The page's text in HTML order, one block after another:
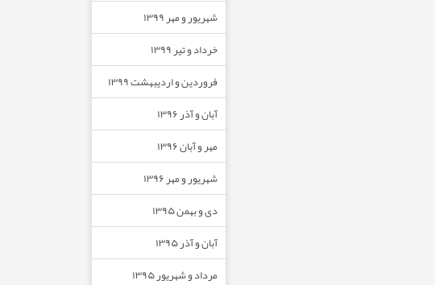
شهریور و مهر ۱۳۹۹
خرداد و تیر ۱۳۹۹
فروردین و اردیبهشت ۱۳۹۹
آبان و آذر ۱۳۹۶
مهر و آبان ۱۳۹۶
شهریور و مهر ۱۳۹۶
دی و بهمن ۱۳۹۵
آبان و آذر ۱۳۹۵
مرداد و شهریور ۱۳۹۵